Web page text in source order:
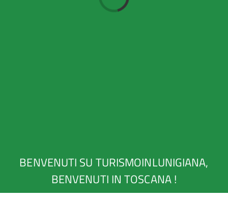
Caricamento...
BENVENUTI SU TURISMOINLUNIGIANA,
BENVENUTI IN TOSCANA !